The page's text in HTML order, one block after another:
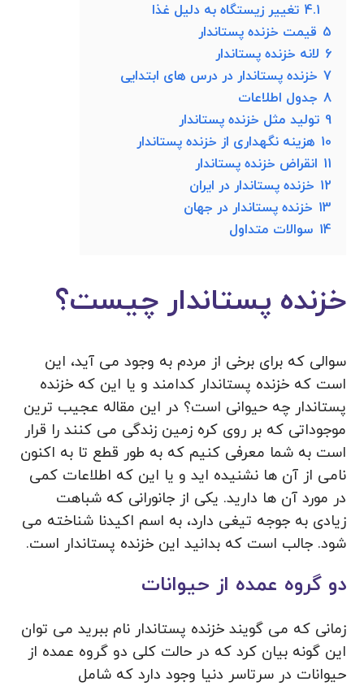
4.1 تغییر زیستگاه به دلیل غذا
5 قیمت خزنده پستاندار
6 لانه خزنده پستاندار
7 خزنده پستاندار در درس های ابتدایی
8 جدول اطلاعات
9 تولید مثل خزنده پستاندار
10 هزینه نگهداری از خزنده پستاندار
11 انقراض خزنده پستاندار
12 خزنده پستاندار در ایران
13 خزنده پستاندار در جهان
14 سوالات متداول
خزنده پستاندار چیست؟
سوالی که برای برخی از مردم به وجود می آید، این
است که خزنده پستاندار کدامند و یا این که خزنده
پستاندار چه حیوانی است؟ در این مقاله عجیب ترین
موجوداتی که بر روی کره زمین زندگی می کنند را قرار
است به شما معرفی کنیم که به طور قطع تا به اکنون
نامی از آن ها نشنیده اید و یا این که اطلاعات کمی
در مورد آن ها دارید. یکی از جانورانی که شباهت
زیادی به جوجه تیغی دارد، به اسم اکیدنا شناخته می‌
شود. جالب است که بدانید این خزنده پستاندار است.
دو گروه عمده از حیوانات
زمانی که می گویند خزنده پستاندار نام ببرید می توان
این گونه بیان کرد که در حالت کلی دو گروه عمده از
حیوانات در سرتاسر دنیا وجود دارد که شامل